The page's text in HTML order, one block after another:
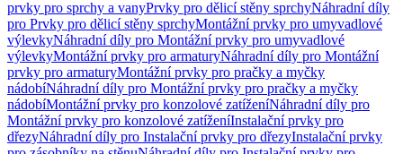
prvky pro sprchy a vanyPrvky pro dělicí stěny sprchyNáhradní díly
pro Prvky pro dělicí stěny sprchyMontážní prvky pro umyvadlové
výlevkyNáhradní díly pro Montážní prvky pro umyvadlové
výlevkyMontážní prvky pro armaturyNáhradní díly pro Montážní
prvky pro armaturyMontážní prvky pro pračky a myčky
nádobíNáhradní díly pro Montážní prvky pro pračky a myčky
nádobíMontážní prvky pro konzolové zatíženíNáhradní díly pro
Montážní prvky pro konzolové zatíženíInstalační prvky pro
dřezyNáhradní díly pro Instalační prvky pro dřezyInstalační prvky